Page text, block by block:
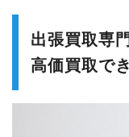
出張買取専
高価買取で